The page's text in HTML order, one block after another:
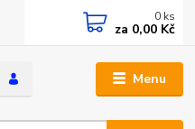
Menu
0 ks
za 0,00 Kč